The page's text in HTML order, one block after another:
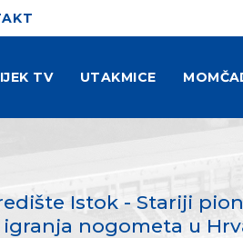
TV UTAKMICE
Istok - Stariji
nogometa u